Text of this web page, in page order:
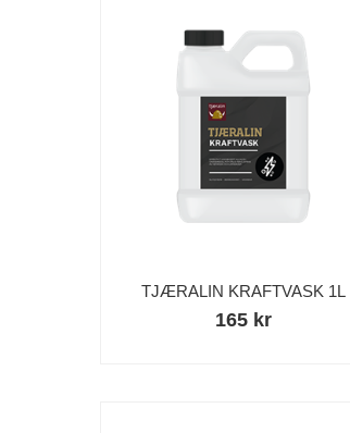
TJÆRALIN KRAFTVASK 1L
165 kr